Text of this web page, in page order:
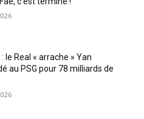
le Real « arrache » Yan
au PSG pour 78 milliards de